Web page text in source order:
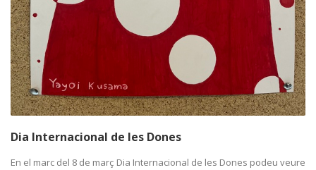
Dia Internacional de les Dones
En el marc del 8 de març Dia Internacional de les Dones podeu veure